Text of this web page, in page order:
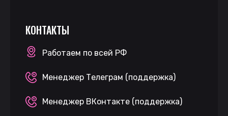
КОНТАКТЫ
Работаем по всей РФ
Менеджер Телеграм (поддержка)
Менеджер ВКонтакте (поддержка)